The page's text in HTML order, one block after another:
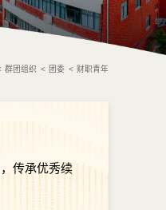
群团组织 < 团委 < 财职青年
传承优秀续